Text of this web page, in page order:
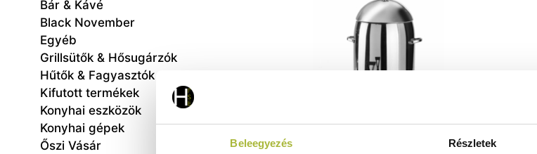
Beleegyezés Részletek
Bár & Kávé
Black November
Egyéb
Grillsütők & Hősugárzók
Hűtők & Fagyasztók
Kifutott termékek
Konyhai eszközök
Konyhai gépek
Őszi Vásár